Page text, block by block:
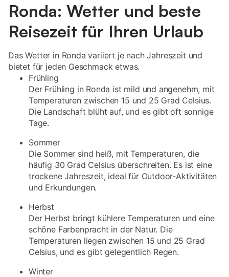
Ronda: Wetter und beste
Reisezeit für Ihren Urlaub
Das Wetter in Ronda variiert je nach Jahreszeit und
bietet für jeden Geschmack etwas.
Frühling
Der Frühling in Ronda ist mild und angenehm, mit
Temperaturen zwischen 15 und 25 Grad Celsius.
Die Landschaft blüht auf, und es gibt oft sonnige
Tage.
Sommer
Die Sommer sind heiß, mit Temperaturen, die
häufig 30 Grad Celsius überschreiten. Es ist eine
trockene Jahreszeit, ideal für Outdoor-Aktivitäten
und Erkundungen.
Herbst
Der Herbst bringt kühlere Temperaturen und eine
schöne Farbenpracht in der Natur. Die
Temperaturen liegen zwischen 15 und 25 Grad
Celsius, und es gibt gelegentlich Regen.
Winter